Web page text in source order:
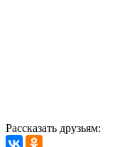
Рассказать друзьям: